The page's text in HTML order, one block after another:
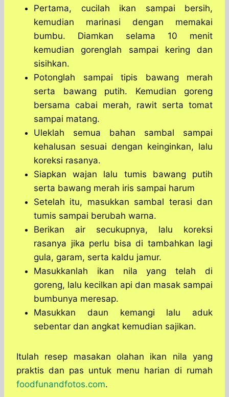
Pertama, cucilah ikan sampai bersih,
kemudian marinasi dengan memakai
bumbu. Diamkan selama 10 menit
kemudian gorenglah sampai kering dan
sisihkan.
Potonglah sampai tipis bawang merah
serta bawang putih. Kemudian goreng
bersama cabai merah, rawit serta tomat
sampai matang.
Uleklah semua bahan sambal sampai
kehalusan sesuai dengan keinginkan, lalu
koreksi rasanya.
Siapkan wajan lalu tumis bawang putih
serta bawang merah iris sampai harum
Setelah itu, masukkan sambal terasi dan
tumis sampai berubah warna.
Berikan air secukupnya, lalu koreksi
rasanya jika perlu bisa di tambahkan lagi
gula, garam, serta kaldu jamur.
Masukkanlah ikan nila yang telah di
goreng, lalu kecilkan api dan masak sampai
bumbunya meresap.
Masukkan daun kemangi lalu aduk
sebentar dan angkat kemudian sajikan.
Itulah resep masakan olahan ikan nila yang
praktis dan pas untuk menu harian di rumah
foodfunandfotos.com.